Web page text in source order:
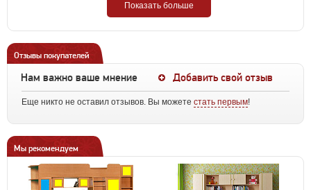
Показать больше
Отзывы покупателей
Нам важно ваше мнение Добавить свой отзыв
Еще никто не оставил отзывов. Вы можете стать первым!
Мы рекомендуем